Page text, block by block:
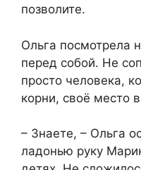
позволите.
Ольга посмотрела
перед собой. Не
просто человека,
корни, своё место
– Знаете, – Ольга
ладонью руку